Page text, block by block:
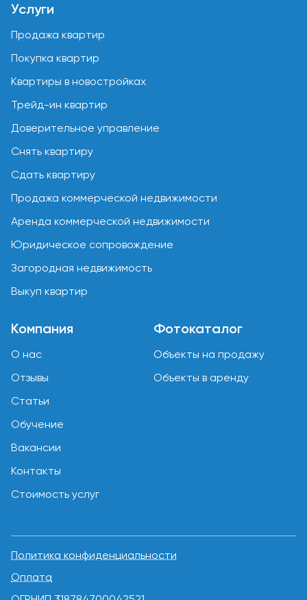
Услуги
Продажа квартир
Покупка квартир
Квартиры в новостройках
Трейд-ин квартир
Доверительное управление
Снять квартиру
Сдать квартиру
Продажа коммерческой недвижимости
Аренда коммерческой недвижимости
Юридическое сопровождение
Загородная недвижимость
Выкуп квартир
Компания
О нас
Отзывы
Статьи
Обучение
Вакансии
Контакты
Стоимость услуг
Фотокаталог
Объекты на продажу
Объекты в аренду
Политика конфиденциальности
Оплата